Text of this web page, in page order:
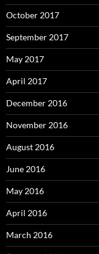
October 2017
September 2017
May 2017
April 2017
December 2016
November 2016
August 2016
June 2016
May 2016
April 2016
March 2016